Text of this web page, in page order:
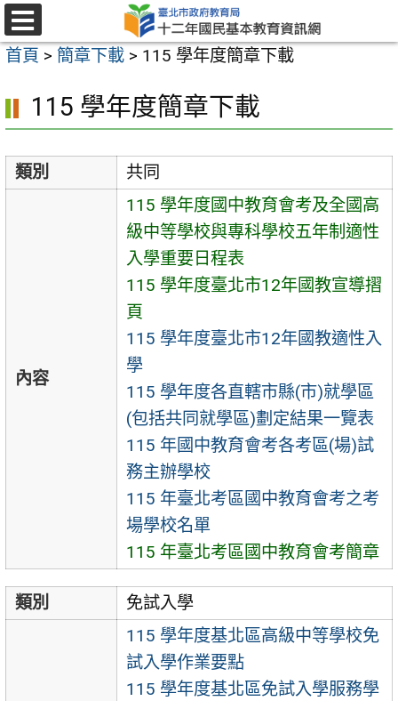
跳
至
主
內
區
選
單
首頁 > 簡章下載 > 115 學年度簡章下載
115 學年度簡章下載
類別 共同
內容
115 學年度國中教育會考及全國高
級中等學校與專科學校五年制適性
入學重要日程表
115 學年度臺北市12年國教宣導摺
頁
115 學年度臺北市12年國教適性入
學
115 學年度各直轄市縣(市)就學區
(包括共同就學區)劃定結果一覽表
115 年國中教育會考各考區(場)試
務主辦學校
115 年臺北考區國中教育會考之考
場學校名單
115 年臺北考區國中教育會考簡章
類別 免試入學
115 學年度基北區高級中等學校免
試入學作業要點
115 學年度基北區免試入學服務學